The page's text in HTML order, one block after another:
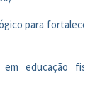
para fortalecer
educação